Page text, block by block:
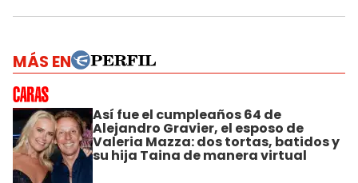
MÁS EN
Así fue el cumpleaños 64 de
Alejandro Gravier, el esposo de
Valeria Mazza: dos tortas, batidos y
su hija Taina de manera virtual